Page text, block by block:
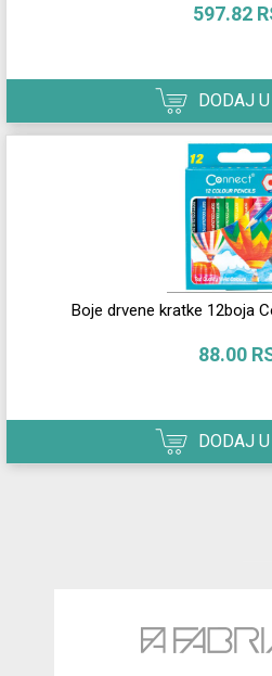
597.82
DODAJ
Boje drvene kratke 12boja
88.00
DODAJ